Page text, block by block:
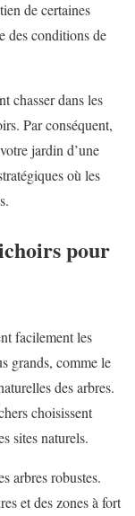
de certaines
des conditions de
chasser dans les
Par conséquent,
jardin d’une
où les
pour
facilement les
grands, comme le
des arbres.
choisissent
sites naturels.
arbres robustes.
et des zones à fort